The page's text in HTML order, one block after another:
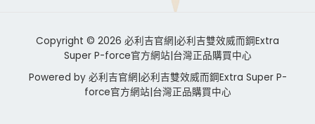
Copyright © 2026 必利吉官網|必利吉雙效威而鋼Extra
Super P-force官方網站|台灣正品購買中心
Powered by 必利吉官網|必利吉雙效威而鋼Extra Super P-
force官方網站|台灣正品購買中心